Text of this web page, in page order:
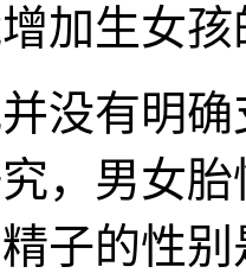
加生女
有明确
，男女
子的性